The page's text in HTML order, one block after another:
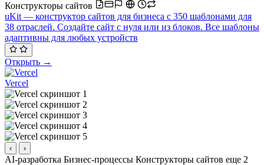
Конструкторы сайтов
uKit — конструктор сайтов для бизнеса с 350 шаблонами для
38 отраслей. Создайте сайт с нуля или из блоков. Все шаблоны
адаптивны для любых устройств
Открыть →
Vercel
‹ ›
AI-разработка Бизнес-процессы Конструкторы сайтов еще 2